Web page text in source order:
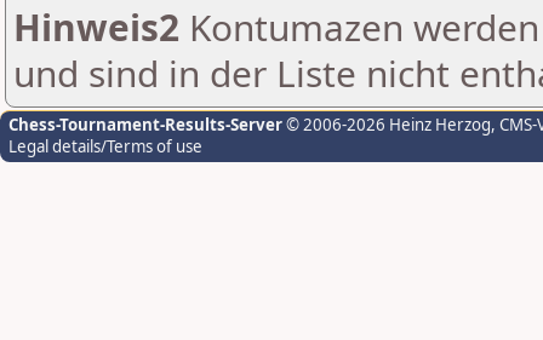
Hinweis2 Kontumazen
und sind in der Liste nicht
Chess-Tournament-Results-Server© 2006-2026 Heinz Herzog,
Legal details/Terms of use